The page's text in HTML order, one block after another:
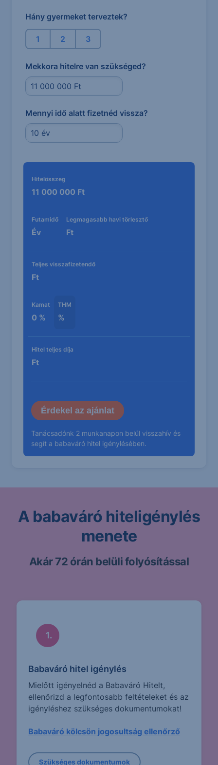
Hány gyermeket terveztek?
1 2 3
Mekkora hitelre van szükséged?
Mennyi idő alatt fizetnéd vissza?
Kalkuláció eredménye
Hitelösszeg
11 000 000 Ft
Futamidő
Év
Legmagasabb havi törlesztő
Ft
Teljes visszafizetendő
Ft
Kamat
0 %
THM
%
Hitel teljes díja
Ft
Érdekel az ajánlat
Tanácsadónk 2 munkanapon belül visszahív és
segít a babaváró hitel igénylésében.
A babaváró hiteligénylés
menete
Akár 72 órán belüli folyósítással
1.
Babaváró hitel igénylés
Mielőtt igényelnéd a Babaváró Hitelt,
ellenőrizd a legfontosabb feltételeket és az
igényléshez szükséges dokumentumokat!
Babaváró kölcsön jogosultság ellenőrző
Szükséges dokumentumok